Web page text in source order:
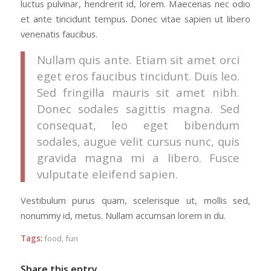
luctus pulvinar, hendrerit id, lorem. Maecenas nec odio
et ante tincidunt tempus. Donec vitae sapien ut libero
venenatis faucibus.
Nullam quis ante. Etiam sit amet orci
eget eros faucibus tincidunt. Duis leo.
Sed fringilla mauris sit amet nibh.
Donec sodales sagittis magna. Sed
consequat, leo eget bibendum
sodales, augue velit cursus nunc, quis
gravida magna mi a libero. Fusce
vulputate eleifend sapien.
Vestibulum purus quam, scelerisque ut, mollis sed,
nonummy id, metus. Nullam accumsan lorem in du.
Tags:food,fun